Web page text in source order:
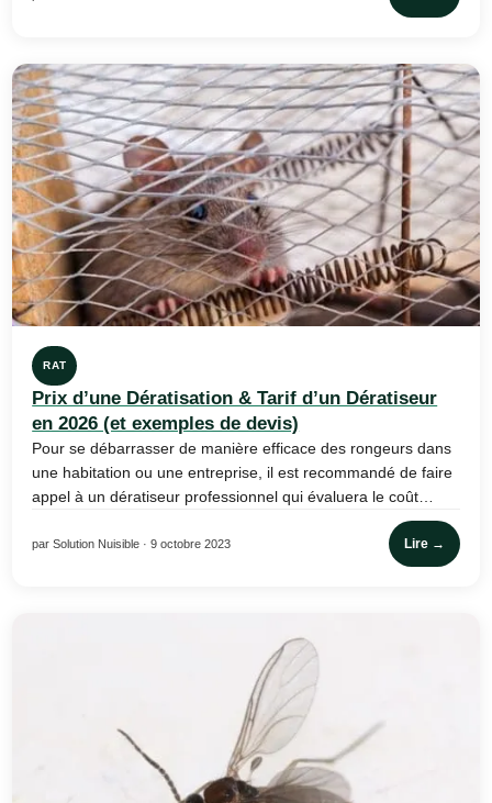
RAT
Prix d’une Dératisation & Tarif d’un Dératiseur
en 2026 (et exemples de devis)
Pour se débarrasser de manière efficace des rongeurs dans
une habitation ou une entreprise, il est recommandé de faire
appel à un dératiseur professionnel qui évaluera le coût…
par Solution Nuisible · 9 octobre 2023 Lire →